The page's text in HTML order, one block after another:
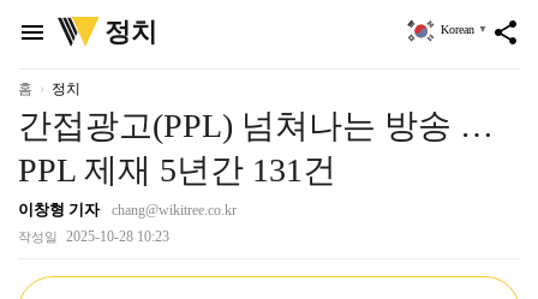
menu
위
키
정치 share
Korean ▼
홈 정치
간접광고(PPL) 넘쳐나는 방송 …
PPL 제재 5년간 131건
이창형 기자 chang@wikitree.co.kr
작성일 2025-10-28 10:23